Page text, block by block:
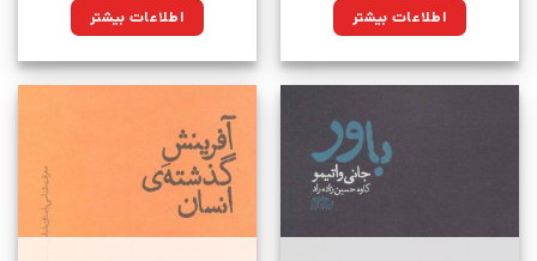
اطلاعات بیشتر اطلاعات بیشتر